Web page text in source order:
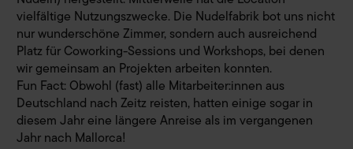
vielfältige Nutzungszwecke. Die Nudelfabrik bot uns nicht
nur wunderschöne Zimmer, sondern auch ausreichend
Platz für Coworking-Sessions und Workshops, bei denen
wir gemeinsam an Projekten arbeiten konnten.
Fun Fact: Obwohl (fast) alle Mitarbeiter:innen aus
Deutschland nach Zeitz reisten, hatten einige sogar in
diesem Jahr eine längere Anreise als im vergangenen
Jahr nach Mallorca!